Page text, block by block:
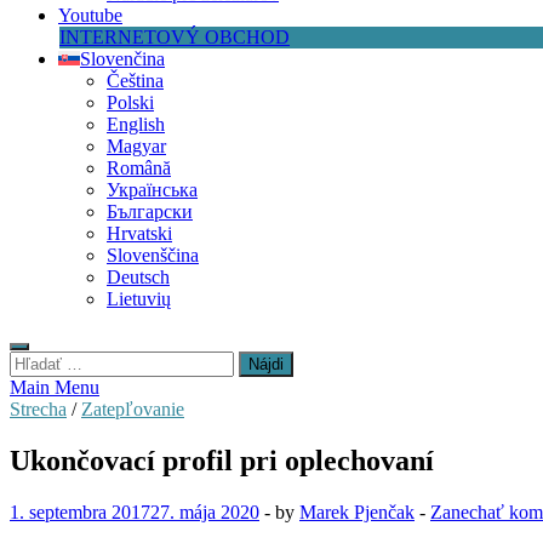
Youtube
INTERNETOVÝ OBCHOD
Slovenčina
Čeština
Polski
English
Magyar
Română
Українська
Български
Hrvatski
Slovenščina
Deutsch
Lietuvių
Hľadať:
Main Menu
Strecha / Zatepľovanie
Ukončovací profil pri oplechovaní
1. septembra 201727. mája 2020 - by Marek Pjenčak - Zanechať